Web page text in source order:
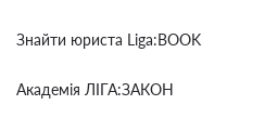
Знайти юриста Liga:BOOK
Академія ЛІГА:ЗАКОН